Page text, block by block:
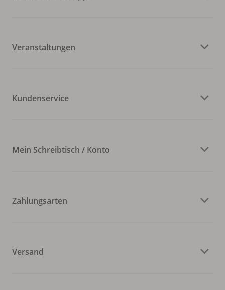
Veranstaltungen
Kundenservice
Mein Schreibtisch / Konto
Zahlungsarten
Versand